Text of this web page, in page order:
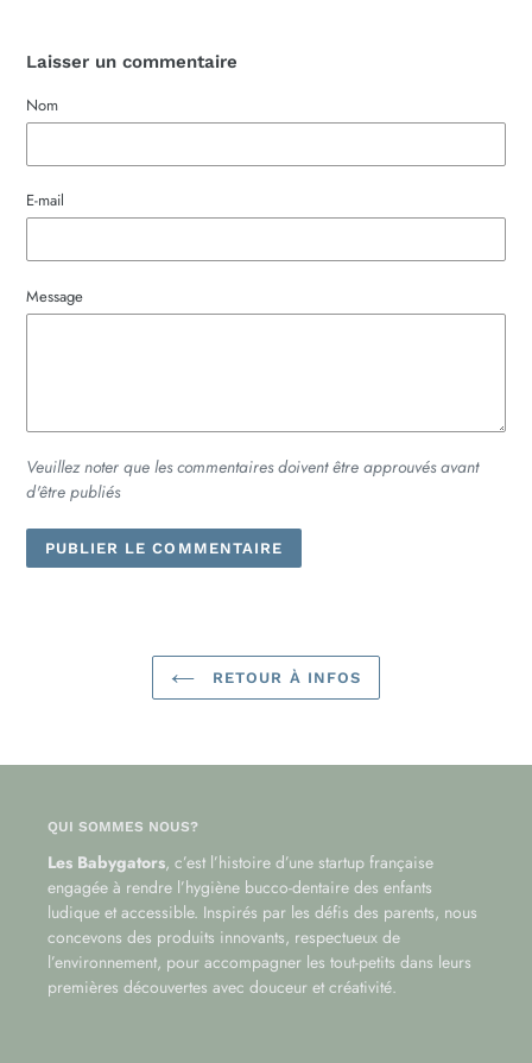
Laisser un commentaire
Nom
E-mail
Message
Veuillez noter que les commentaires doivent être approuvés avant
d'être publiés
RETOUR À INFOS
QUI SOMMES NOUS?
Les Babygators, c’est l’histoire d’une startup française
engagée à rendre l’hygiène bucco-dentaire des enfants
ludique et accessible. Inspirés par les défis des parents, nous
concevons des produits innovants, respectueux de
l’environnement, pour accompagner les tout-petits dans leurs
premières découvertes avec douceur et créativité.